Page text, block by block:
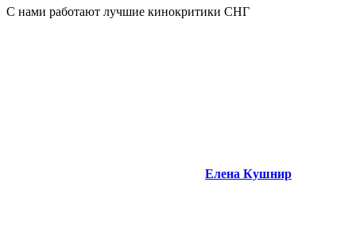
С нами работают лучшие кинокритики СНГ
Елена Кушнир